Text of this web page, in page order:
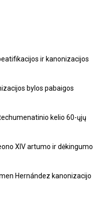
ir kanonizacijos
bylos pabaigos
kelio 60-ųjų
XIV artumo ir dėkingumo
Hernández kanonizacijo